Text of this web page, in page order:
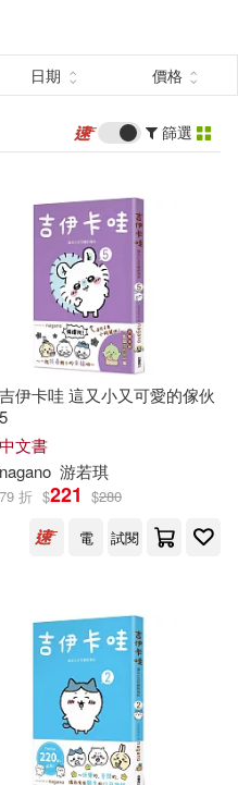
日期 價格
篩選
吉伊卡哇 這又小又可愛的傢伙
5
中文書
nagano 游若琪
79 折 $221 $280
電
試閱